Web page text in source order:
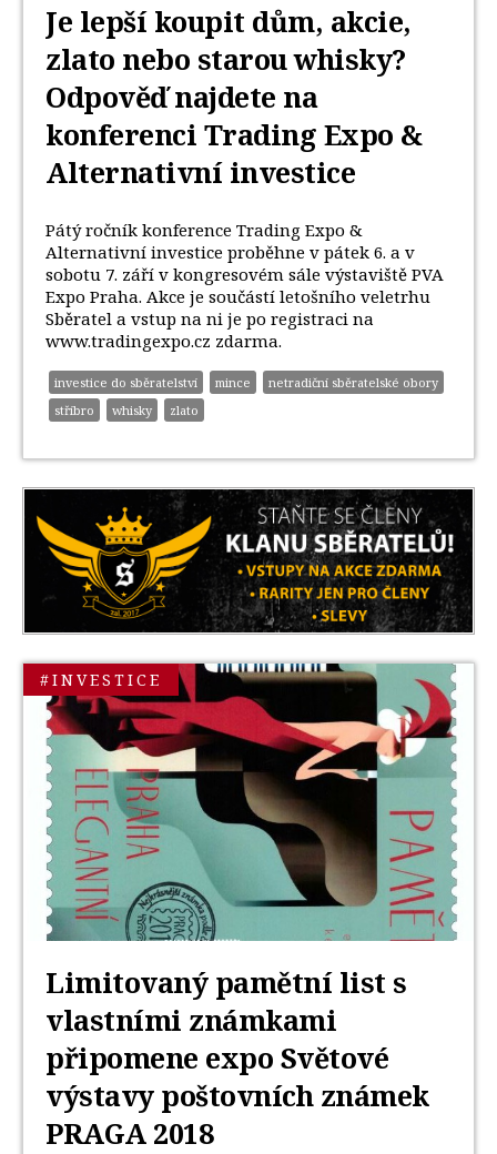
Je lepší koupit dům, akcie,
zlato nebo starou whisky?
Odpověď najdete na
konferenci Trading Expo &
Alternativní investice
Pátý ročník konference Trading Expo &
Alternativní investice proběhne v pátek 6. a v
sobotu 7. září v kongresovém sále výstaviště PVA
Expo Praha. Akce je součástí letošního veletrhu
Sběratel a vstup na ni je po registraci na
www.tradingexpo.cz zdarma.
investice do sběratelství mince
netradiční sběratelské obory
stříbro
whisky zlato
#INVESTICE
Limitovaný pamětní list s
vlastními známkami
připomene expo Světové
výstavy poštovních známek
PRAGA 2018